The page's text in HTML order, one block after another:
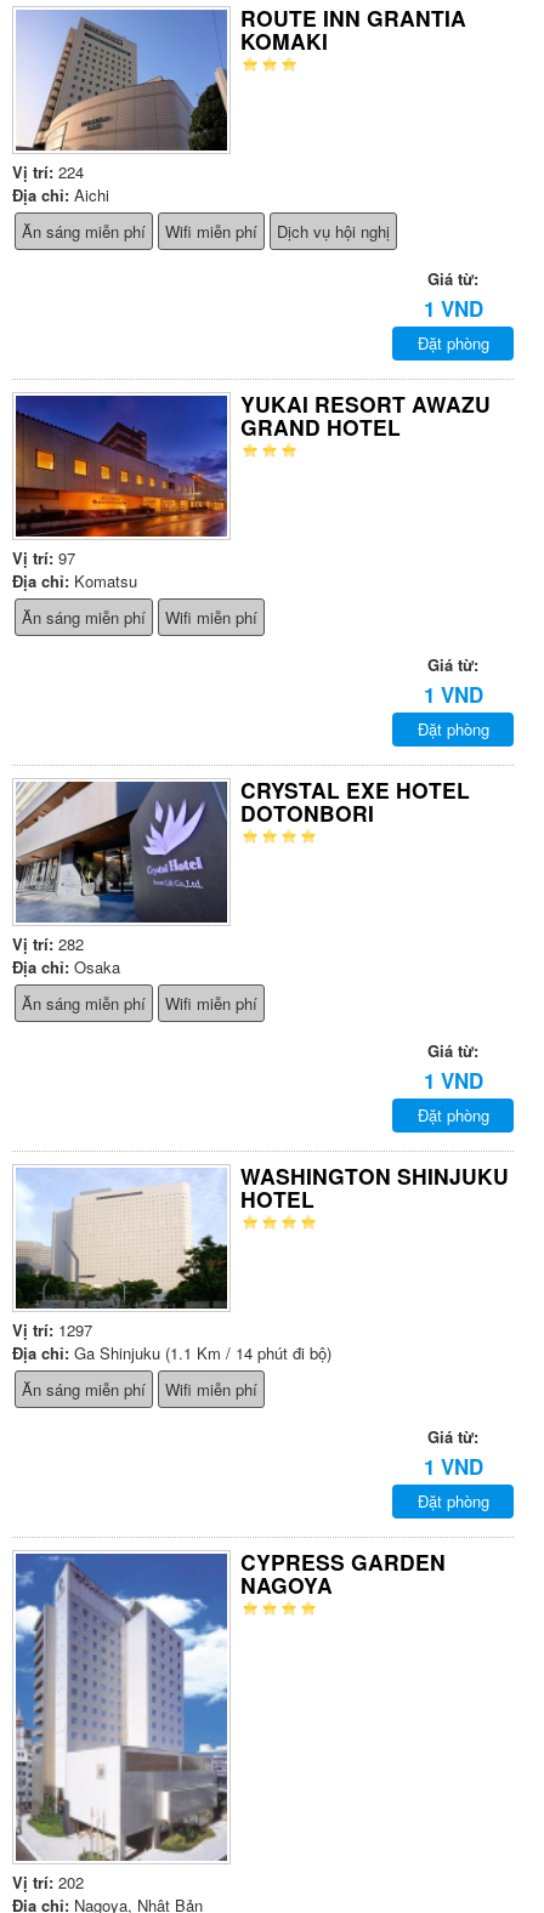
ROUTE INN GRANTIA
KOMAKI
Vị trí: 224
Địa chỉ: Aichi
Ăn sáng miễn phí
Wifi miễn phí Dịch vụ hội nghị
Giá từ:
1 VND
Đặt phòng
YUKAI RESORT AWAZU
GRAND HOTEL
Vị trí: 97
Địa chỉ: Komatsu
Ăn sáng miễn phí
Wifi miễn phí
Giá từ:
1 VND
Đặt phòng
CRYSTAL EXE HOTEL
DOTONBORI
Vị trí: 282
Địa chỉ: Osaka
Ăn sáng miễn phí
Wifi miễn phí
Giá từ:
1 VND
Đặt phòng
WASHINGTON SHINJUKU
HOTEL
Vị trí: 1297
Địa chỉ: Ga Shinjuku (1.1 Km / 14 phút đi bộ)
Ăn sáng miễn phí
Wifi miễn phí
Giá từ:
1 VND
Đặt phòng
CYPRESS GARDEN
NAGOYA
Vị trí: 202
Địa chỉ: Nagoya, Nhật Bản